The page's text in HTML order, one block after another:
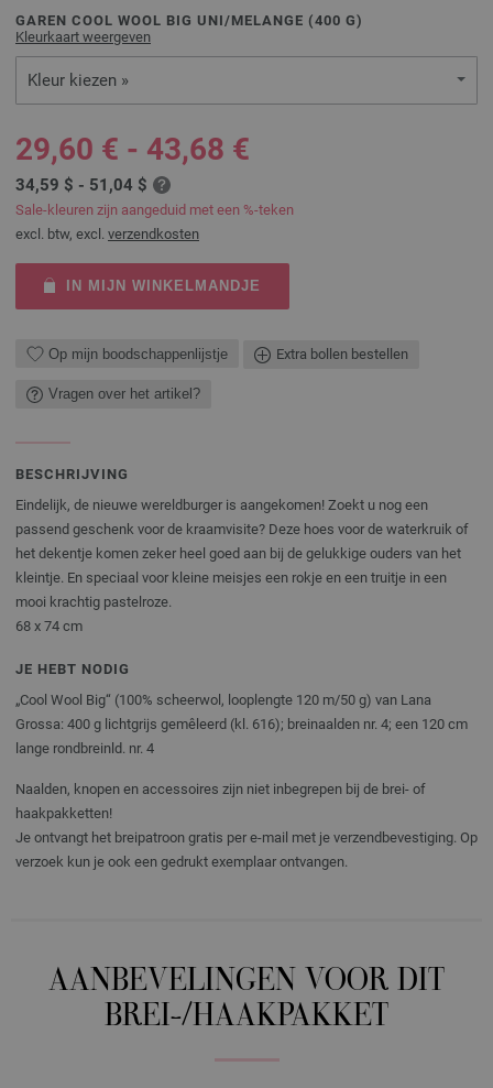
GAREN COOL WOOL BIG UNI/MELANGE (400 G)
Kleurkaart weergeven
Kleur kiezen »
29,60 € - 43,68 €
34,59 $ - 51,04 $
Sale-kleuren zijn aangeduid met een %-teken
excl. btw, excl. verzendkosten
IN MIJN WINKELMANDJE
Op mijn boodschappenlijstje Extra bollen bestellen
Vragen over het artikel?
BESCHRIJVING
Eindelijk, de nieuwe wereldburger is aangekomen! Zoekt u nog een
passend geschenk voor de kraamvisite? Deze hoes voor de waterkruik of
het dekentje komen zeker heel goed aan bij de gelukkige ouders van het
kleintje. En speciaal voor kleine meisjes een rokje en een truitje in een
mooi krachtig pastelroze.
68 x 74 cm
JE HEBT NODIG
„Cool Wool Big“ (100% scheerwol, looplengte 120 m/50 g) van Lana
Grossa: 400 g lichtgrijs gemêleerd (kl. 616); breinaalden nr. 4; een 120 cm
lange rondbreinld. nr. 4
Naalden, knopen en accessoires zijn niet inbegrepen bij de brei- of
haakpakketten!
Je ontvangt het breipatroon gratis per e-mail met je verzendbevestiging. Op
verzoek kun je ook een gedrukt exemplaar ontvangen.
AANBEVELINGEN VOOR DIT
BREI-/HAAKPAKKET